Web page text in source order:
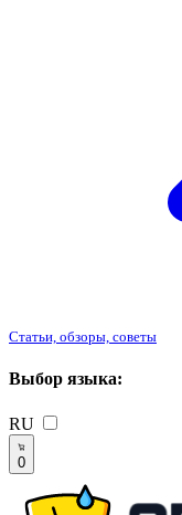
Статьи, обзоры, советы
Выбор языка:
RU
0